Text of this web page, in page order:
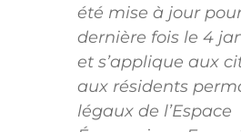
été mise à jour
dernière fois le 4
et s’applique aux
aux résidents
légaux de l’Espace